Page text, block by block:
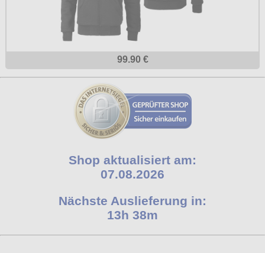
99.90 €
Shop aktualisiert am:
07.08.2026
Nächste Auslieferung in:
13h 38m